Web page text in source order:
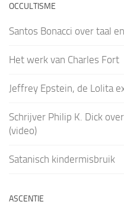
OCCULTISME
Santos Bonacci over taal
Het werk van Charles Fort
Jeffrey Epstein, de Lolita
Schrijver Philip K. Dick
(video)
Satanisch kindermisbruik
ASCENTIE